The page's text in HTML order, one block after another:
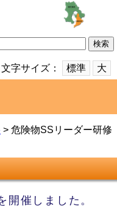
文字サイズ：
標準 大
> 危険物SSリーダー研修
開催しました。